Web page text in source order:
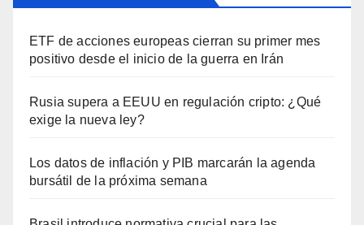
ETF de acciones europeas cierran su primer mes
positivo desde el inicio de la guerra en Irán
Rusia supera a EEUU en regulación cripto: ¿Qué
exige la nueva ley?
Los datos de inflación y PIB marcarán la agenda
bursátil de la próxima semana